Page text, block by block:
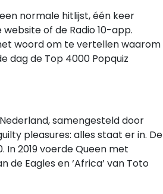
normale hitlijst, één keer
of de Radio 10-app.
woord om te vertellen waarom
dag de Top 4000 Popquiz
samengesteld door
pleasures: alles staat er in. De
In 2019 voerde Queen met
de Eagles en ‘Africa’ van Toto